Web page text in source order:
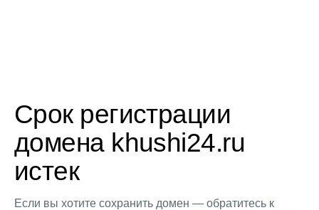
Срок регистрации
домена khushi24.ru
истек
Если вы хотите сохранить домен — обратитесь к